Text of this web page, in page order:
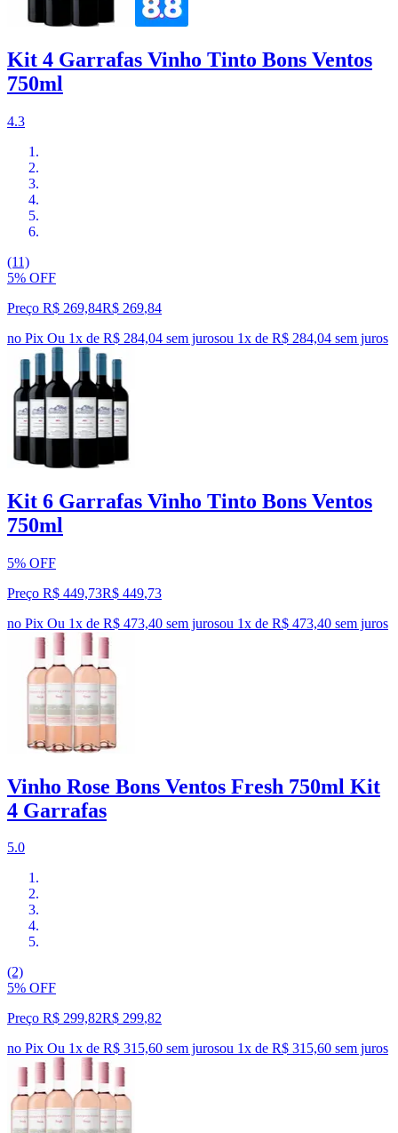
Kit 4 Garrafas Vinho Tinto Bons Ventos
750ml
4.3
(11)
5% OFF
Preço R$ 269,84R$ 269,84
no Pix Ou 1x de R$ 284,04 sem jurosou 1x de R$ 284,04 sem juros
Kit 6 Garrafas Vinho Tinto Bons Ventos
750ml
5% OFF
Preço R$ 449,73R$ 449,73
no Pix Ou 1x de R$ 473,40 sem jurosou 1x de R$ 473,40 sem juros
Vinho Rose Bons Ventos Fresh 750ml Kit
4 Garrafas
5.0
(2)
5% OFF
Preço R$ 299,82R$ 299,82
no Pix Ou 1x de R$ 315,60 sem jurosou 1x de R$ 315,60 sem juros